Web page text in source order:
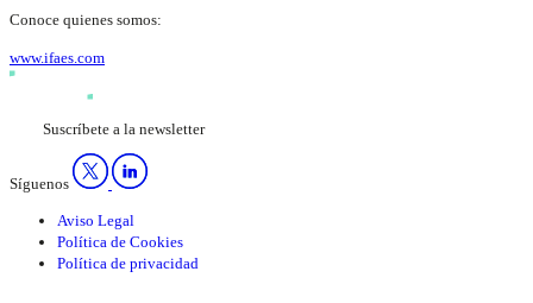
Conoce quienes somos:
www.ifaes.com
Suscríbete a la newsletter
Síguenos
Aviso Legal
Política de Cookies
Política de privacidad